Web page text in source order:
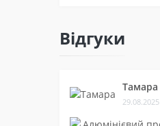
Відгуки
Тамара
29.08.2025